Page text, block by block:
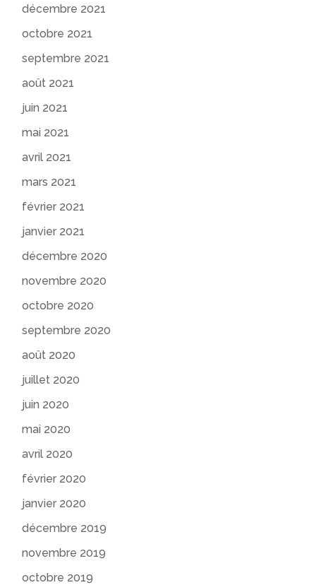
décembre 2021
octobre 2021
septembre 2021
août 2021
juin 2021
mai 2021
avril 2021
mars 2021
février 2021
janvier 2021
décembre 2020
novembre 2020
octobre 2020
septembre 2020
août 2020
juillet 2020
juin 2020
mai 2020
avril 2020
février 2020
janvier 2020
décembre 2019
novembre 2019
octobre 2019